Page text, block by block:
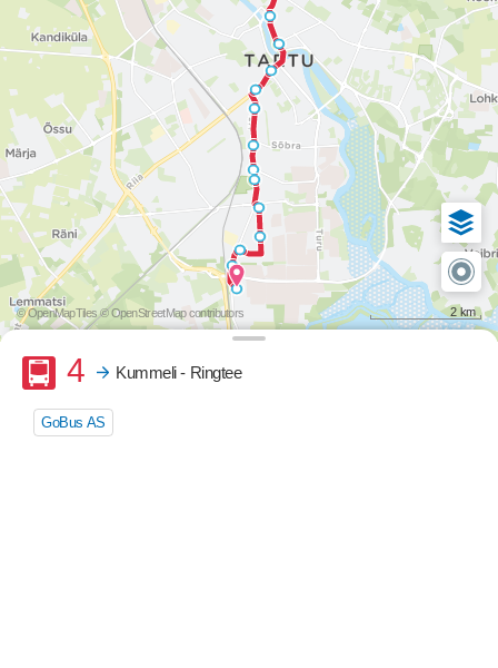
© OpenMapTiles © OpenStreetMap contributors 2 km
Buss
4 Kummeli - Ringtee
GoBus AS